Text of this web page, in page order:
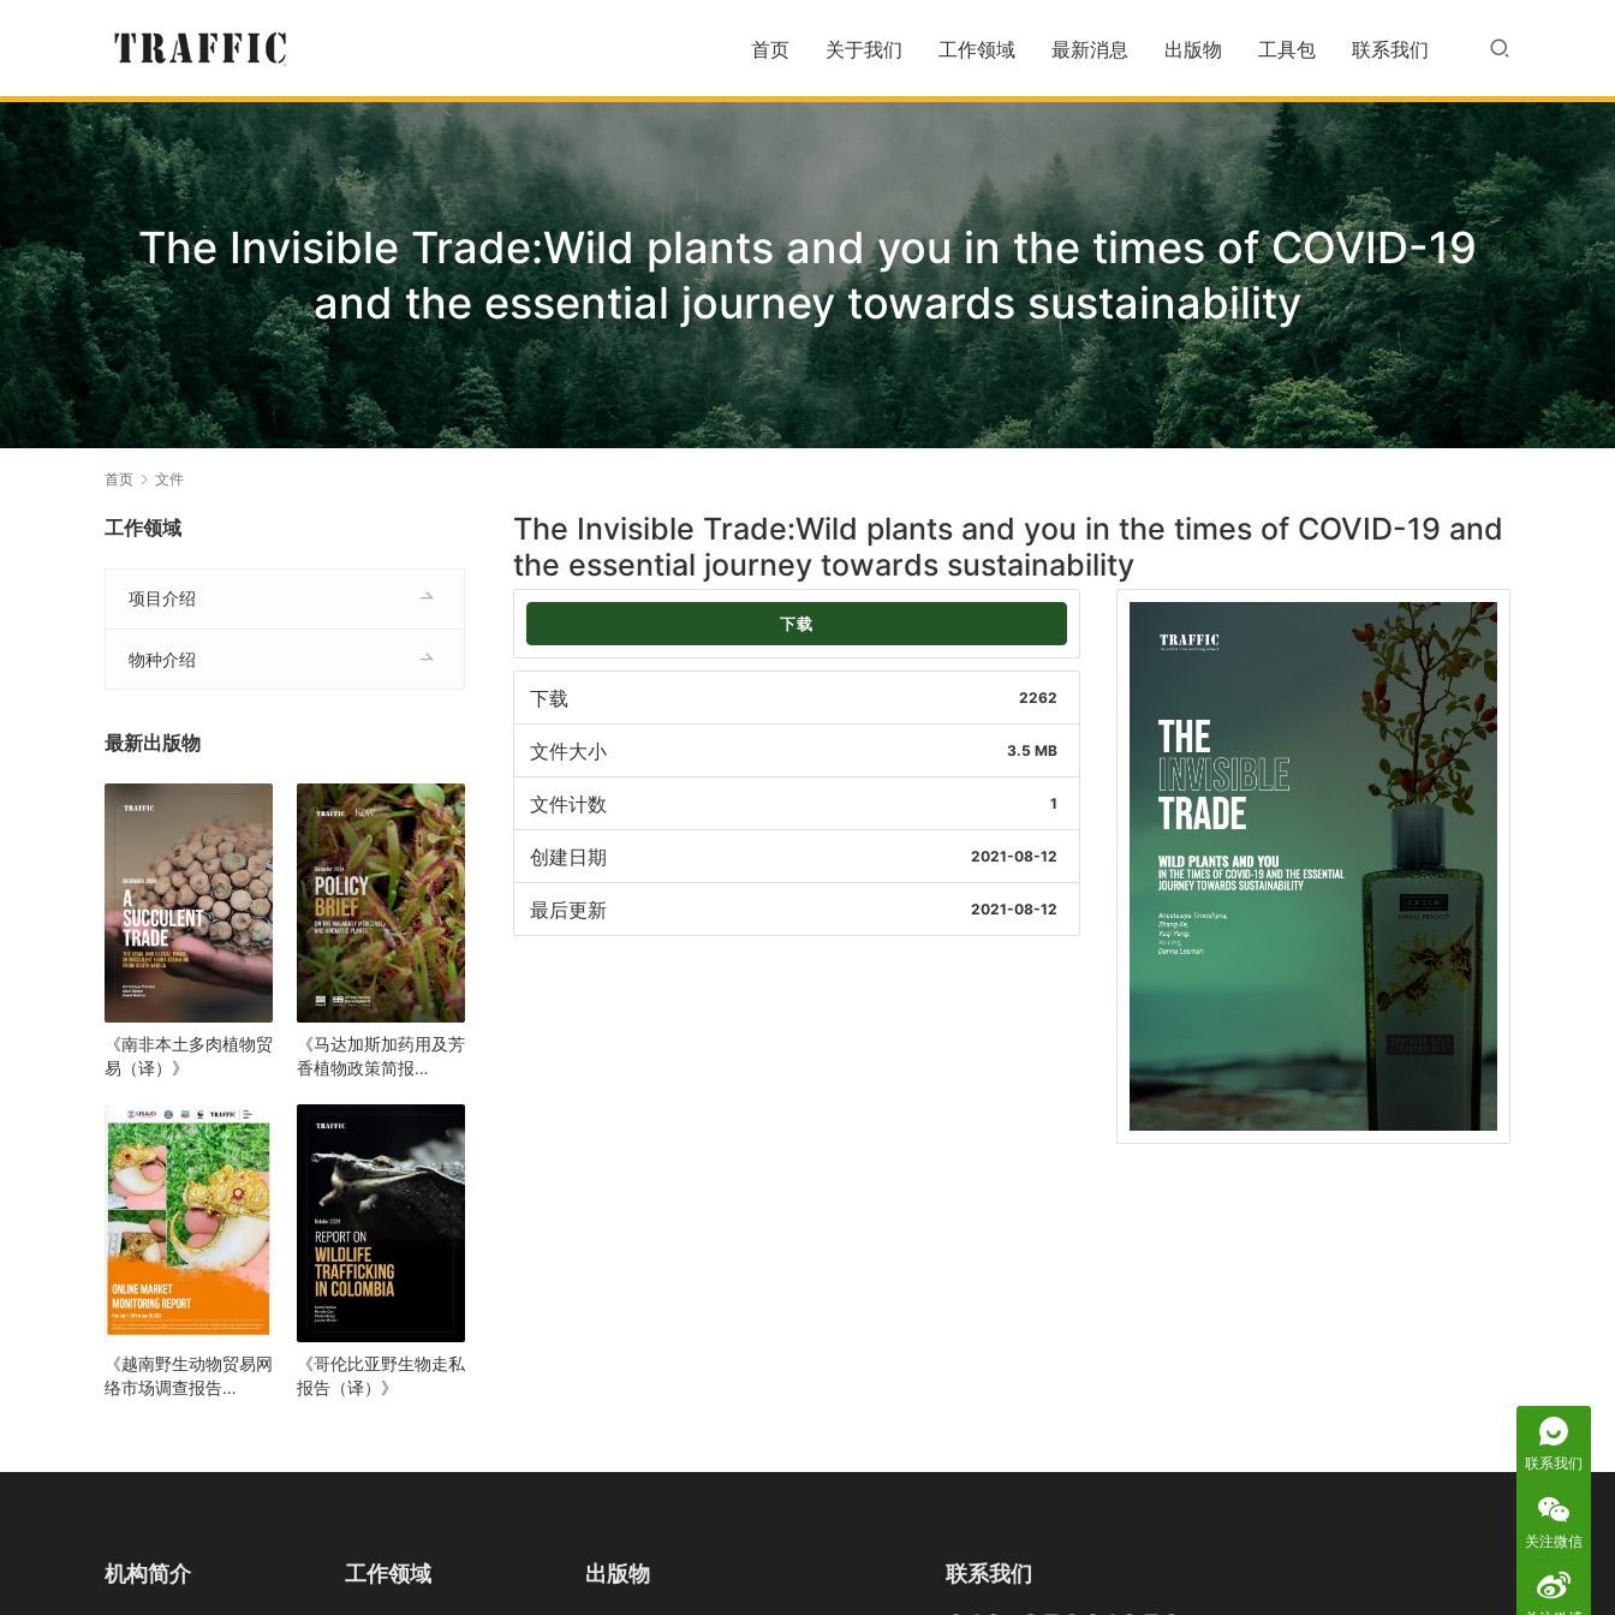
首页 关于我们 工作领域 最新消息 出版物 工具包 联系我们
The Invisible Trade:Wild plants and you in the times of COVID-19
and the essential journey towards sustainability
首页 文件
The Invisible Trade:Wild plants and you in the times of COVID-19 and
the essential journey towards sustainability
下载
下载 2262
文件大小 3.5 MB
文件计数 1
创建日期 2021-08-12
最后更新 2021-08-12
工作领域
项目介绍
物种介绍
最新出版物
《南非本土多肉植物贸
易（译）》
《马达加斯加药用及芳
香植物政策简报
《越南野生动物贸易网
络市场调查报告
《哥伦比亚野生物走私
报告（译）》
机构简介 工作领域 出版物 联系我们
联系我们
关注微信